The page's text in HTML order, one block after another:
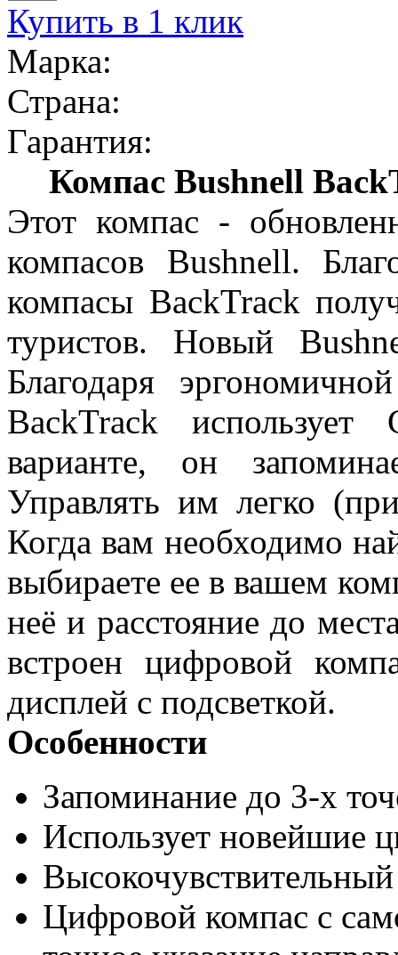
Купить в 1 клик
Марка:
Страна:
Гарантия:
Компас Bushnell
Этот компас -
компасов Bushnell.
компасы BackTrack
туристов. Новый
Благодаря
BackTrack
варианте, он
Управлять им легко
Когда вам необходимо
выбираете ее в вашем
неё и расстояние до
встроен цифровой
дисплей с подсветкой.
Особенности
Запоминание до 3-х
Использует новейшие
Цифровой компас с